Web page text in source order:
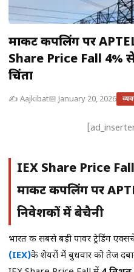
मार्केट कपलिंग पर
Share Price Fall 4%
चिंता
✍️ Aajkibat📅 January 20, 2026
IEX Share Price Fall
मार्केट कपलिंग पर
निवेशकों में बेचैनी
भारत की सबसे बड़ी पावर ट्रेडिंग
(IEX)के शेयरों में बुधवार को तेज